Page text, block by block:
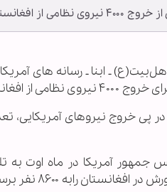
چند روز آینده خبر دادند.
ـ ابنا ـ رسانه های
اعلام می‌کند.
جمهور آمریکا در ماه اوت
رابه ۸۶۰۰ نفر برساند.